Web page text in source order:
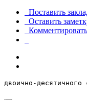
Поставить
Оставить
Комментировать
двоично-